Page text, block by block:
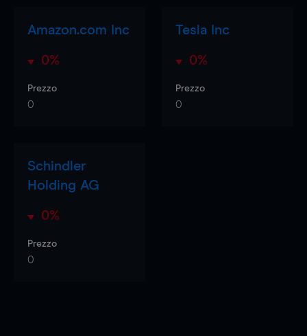
Amazon.com Inc
0%
Prezzo
0
Tesla Inc
0%
Prezzo
0
Schindler
Holding AG
0%
Prezzo
0